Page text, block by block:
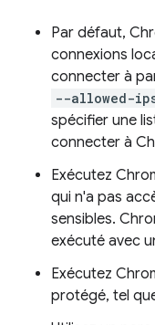
Par défaut,
connexions
connecter à
--allowed-
spécifier une
connecter à
Exécutez
qui n'a pas
sensibles.
exécuté avec
Exécutez
protégé, tel